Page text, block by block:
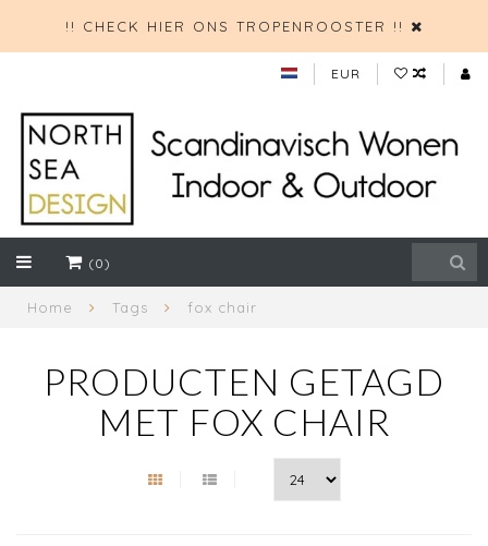
!! CHECK HIER ONS TROPENROOSTER !!
EUR
(0)
Home Tags fox chair
PRODUCTEN GETAGD
MET FOX CHAIR